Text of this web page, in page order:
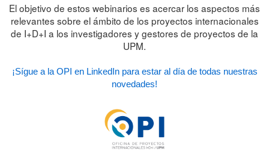
El objetivo de estos webinarios es acercar los aspectos más
relevantes sobre el ámbito de los proyectos internacionales
de I+D+I a los investigadores y gestores de proyectos de la
UPM.
¡Sígue a la OPI en LinkedIn para estar al día de todas nuestras
novedades!